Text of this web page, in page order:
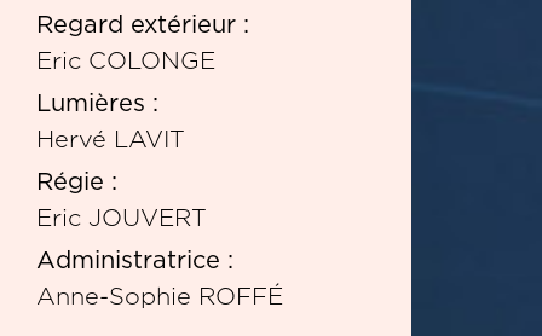
Regard extérieur :
Eric COLONGE
Lumières :
Hervé LAVIT
Régie :
Eric JOUVERT
Administratrice :
Anne-Sophie ROFFÉ